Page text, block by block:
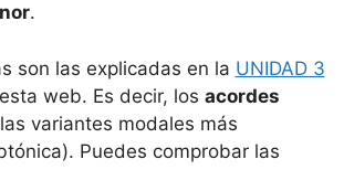
.
son las explicadas en la UNIDAD 3
web. Es decir, los acordes
variantes modales más
Puedes comprobar las